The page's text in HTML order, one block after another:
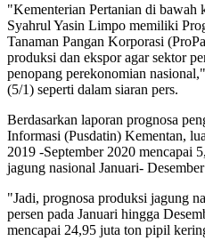
"Kementerian Pertanian di bawah
Syahrul Yasin Limpo memiliki
Tanaman Pangan Korporasi
produksi dan ekspor agar sektor
penopang perekonomian
(5/1) seperti dalam siaran pers.
Berdasarkan laporan prognosa
Informasi (Pusdatin) Kementan,
2019 -September 2020 mencapai
jagung nasional Januari-
"Jadi, prognosa produksi jagung
persen pada Januari hingga
mencapai 24,95 juta ton pipil